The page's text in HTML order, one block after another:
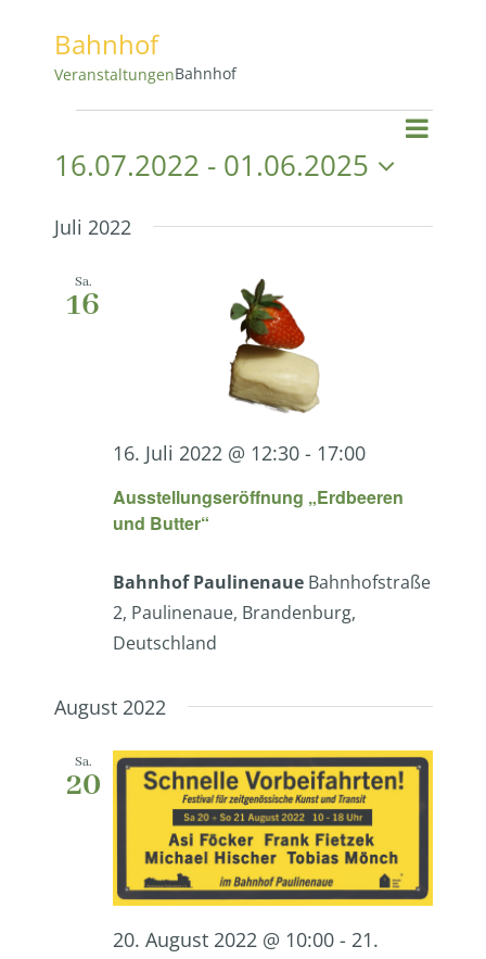
Bahnhof
VeranstaltungenBahnhof
VeranstaltungenSuche
Liste
16.07.2022 - 01.06.2025
wählen.
Juli 2022
Sa.
16
Ausstellungseröffnung „Erdbeeren
und Butter“
16. Juli 2022 @ 12:30- 17:00
Bahnhof Paulinenaue Bahnhofstraße
2, Paulinenaue, Brandenburg,
Deutschland
August 2022
Sa.
20
20. August 2022 @ 10:00- 21.